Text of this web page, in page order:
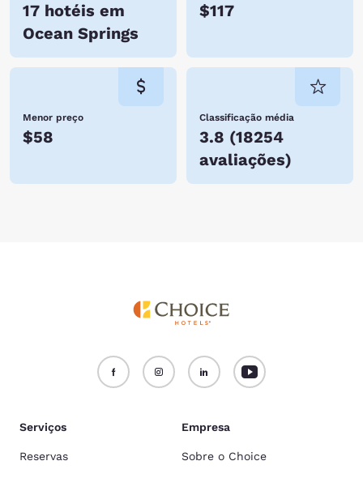
17 hotéis em
Ocean Springs
$117
Menor preço
$58
Classificação média
3.8 (18254
avaliações)
Serviços
Reservas
Empresa
Sobre o Choice